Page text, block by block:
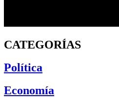
CATEGORÍAS
Política
Economía